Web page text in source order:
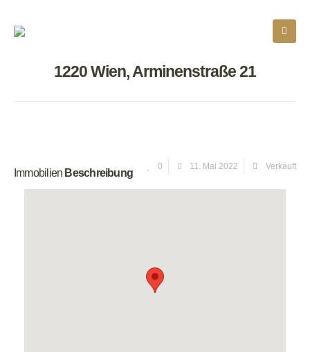
1220 Wien, Arminenstraße 21
Immobilien Beschreibung
0 11. Mai 2022 Verkauft